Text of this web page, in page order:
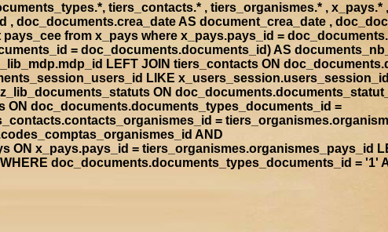
tiers_contacts.* , tiers_organismes.* , x_pays.*
doc_documents.crea_date AS document_crea_date ,
from x_pays where x_pays.pays_id =
= doc_documents.documents_id) AS
LEFT JOIN tiers_contacts ON
LIKE
ON
doc_documents.documents_types_documents_id =
=
AND
x_pays.pays_id = tiers_organismes.organismes_pays_id
doc_documents.documents_types_documents_id = '1'